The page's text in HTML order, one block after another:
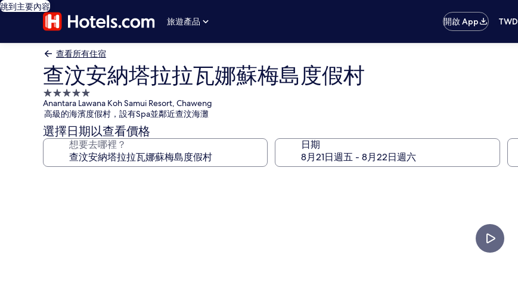
跳到主要內容
旅遊產品
開啟 App TWD
查看所有住宿
查汶安納塔拉拉瓦娜蘇梅島度假村
5.0
星
級
住
宿
Anantara Lawana Koh Samui Resort, Chaweng
高級的海濱度假村，設有Spa並鄰近查汶海灘
選擇日期以查看價格
想要去哪裡？ 日期